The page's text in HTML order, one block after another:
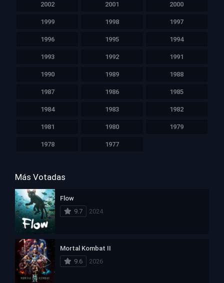
2002 2001 2000
1999 1998 1997
1996 1995 1994
1993 1992 1991
1990 1989 1988
1987 1986 1985
1984 1983 1982
1981 1980 1979
1978 1977
Más Votadas
Flow
9.7
2024
Mortal Kombat II
9.6
2026